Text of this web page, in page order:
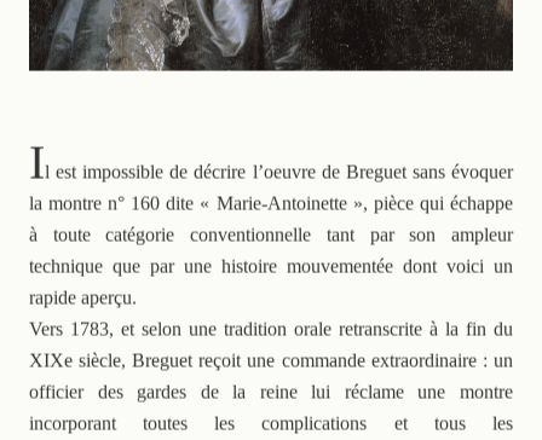
Il est impossible de décrire l’oeuvre de Breguet sans évoquer
la montre n° 160 dite « Marie-Antoinette », pièce qui échappe
à toute catégorie conventionnelle tant par son ampleur
technique que par une histoire mouvementée dont voici un
rapide aperçu.
Vers 1783, et selon une tradition orale retranscrite à la fin du
XIXe siècle, Breguet reçoit une commande extraordinaire : un
officier des gardes de la reine lui réclame une montre
incorporant toutes les complications et tous les